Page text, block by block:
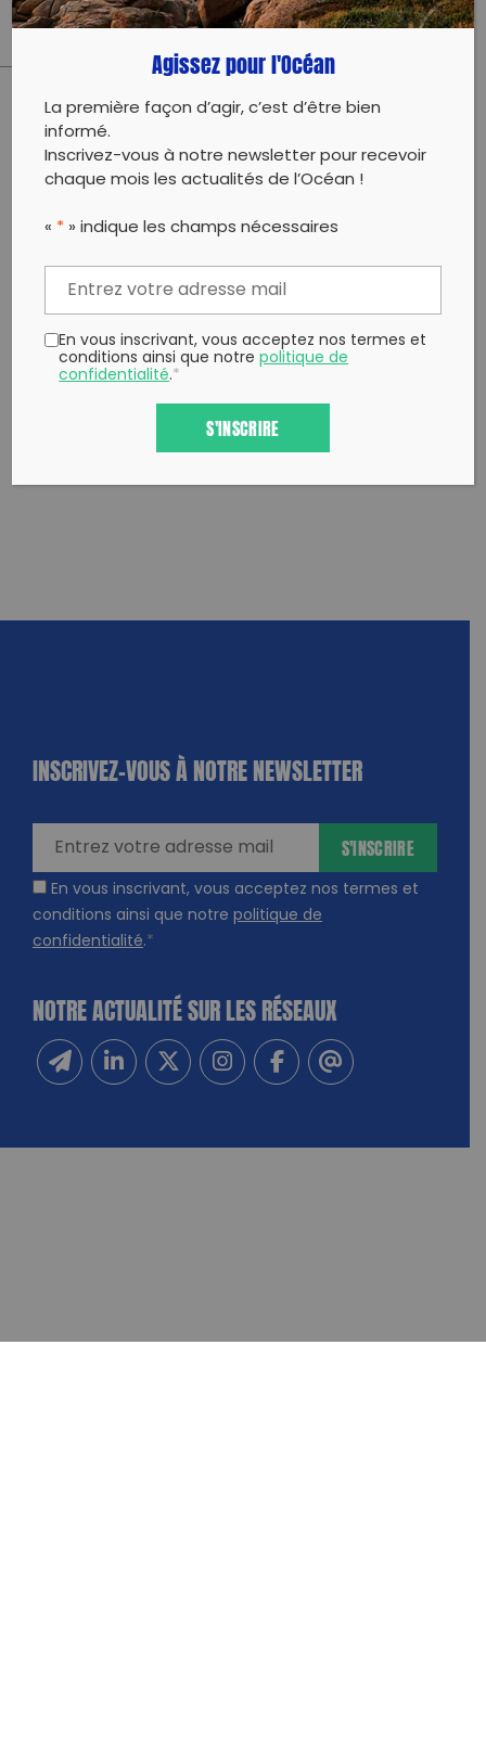
L’Apporte Bonheur
PARTAGER CET ARTICLE:
Partager sur Facebook
Partager sur
Twitter
Envoyer à
INSCRIVEZ-VOUS À NOTRE NEWSLETTER
En vous inscrivant, vous acceptez nos termes et
conditions ainsi que notre politique de
confidentialité.*
S'INSCRIRE
NOTRE ACTUALITÉ SUR LES RÉSEAUX
Agissez pour l'Océan
La première façon d’agir, c’est d’être bien
informé.
Inscrivez-vous à notre newsletter pour recevoir
chaque mois les actualités de l’Océan !
« * » indique les champs nécessaires
En vous inscrivant, vous acceptez nos termes et
conditions ainsi que notrepolitique de
confidentialité.*
S'INSCRIRE